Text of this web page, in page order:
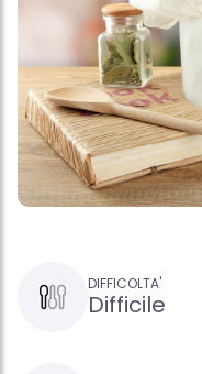
DIFFICOLTA'
Difficile